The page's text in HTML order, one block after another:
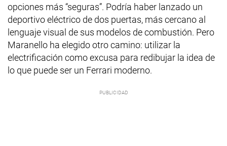
opciones más “seguras”. Podría haber lanzado un
deportivo eléctrico de dos puertas, más cercano al
lenguaje visual de sus modelos de combustión. Pero
Maranello ha elegido otro camino: utilizar la
electrificación como excusa para redibujar la idea de
lo que puede ser un Ferrari moderno.